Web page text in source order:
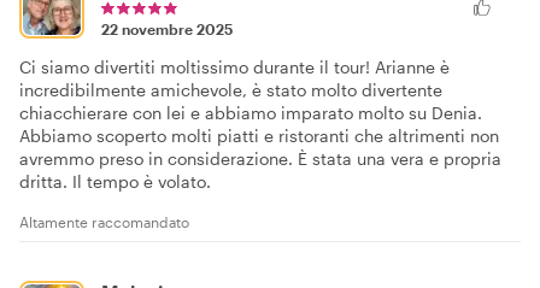
22 novembre 2025
Ci siamo divertiti moltissimo durante il tour! Arianne è
incredibilmente amichevole, è stato molto divertente
chiacchierare con lei e abbiamo imparato molto su Denia.
Abbiamo scoperto molti piatti e ristoranti che altrimenti non
avremmo preso in considerazione. È stata una vera e propria
dritta. Il tempo è volato.
Altamente raccomandato